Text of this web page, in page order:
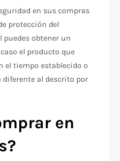
en sus compras
protección del
puedes obtener un
el producto que
el tiempo establecido o
al descrito por
en